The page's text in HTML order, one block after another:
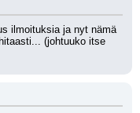
ilmoituksia ja nyt nämä
(johtuuko itse